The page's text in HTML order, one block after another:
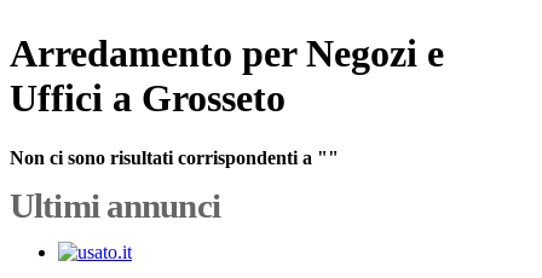
Arredamento per Negozi e
Uffici a Grosseto
Non ci sono risultati corrispondenti a ""
Ultimi annunci